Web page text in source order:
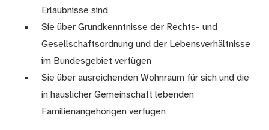
Erlaubnisse sind
Sie über Grundkenntnisse der Rechts- und
Gesellschaftsordnung und der Lebensverhältnisse
im Bundesgebiet verfügen
Sie über ausreichenden Wohnraum für sich und die
in häuslicher Gemeinschaft lebenden
Familienangehörigen verfügen